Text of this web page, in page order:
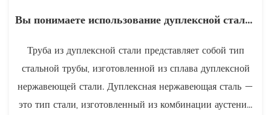
Вы понимаете использование дуплексной стальной трубы?
Труба из дуплексной стали представляет собой тип
стальной трубы, изготовленной из сплава дуплексной
нержавеющей стали. Дуплексная нержавеющая сталь —
это тип стали, изготовленный из комбинации аустени...